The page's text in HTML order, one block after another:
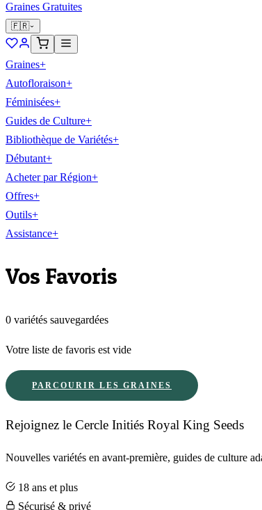
Graines Gratuites
🇫🇷
Graines+
Autofloraison+
Féminisées+
Guides de Culture+
Bibliothèque de Variétés+
Débutant+
Acheter par Région+
Offres+
Outils+
Assistance+
Vos Favoris
0 variétés sauvegardées
Votre liste de favoris est vide
PARCOURIR LES GRAINES
Rejoignez le Cercle Initiés Royal King Seeds
Nouvelles variétés en avant-première, guides de culture
18 ans et plus
Sécurisé & privé